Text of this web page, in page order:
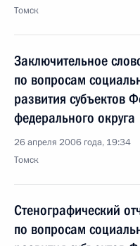
Томск
Заключительное
по вопросам
развития субъектов
федерального округа
26 апреля 2006 года, 19:34
Томск
Стенографический
по вопросам